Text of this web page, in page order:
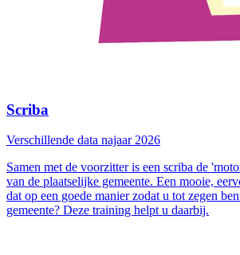
Scriba
Verschillende data najaar 2026
Samen met de voorzitter is een scriba de
van de plaatselijke gemeente. Een mooie,
dat op een goede manier zodat u tot zegen
gemeente? Deze training helpt u daarbij.